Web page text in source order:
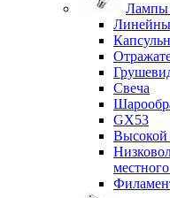
Лампы
Свеча
GX53